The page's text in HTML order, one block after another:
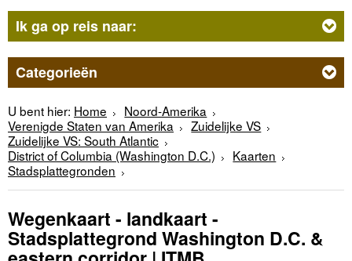
Ik ga op reis naar:
Categorieën
U bent hier: Home
Noord-Amerika
Verenigde Staten van Amerika
Zuidelijke VS
Zuidelijke VS: South Atlantic
District of Columbia (Washington D.C.)
Kaarten
Stadsplattegronden
Wegenkaart - landkaart -
Stadsplattegrond Washington D.C. &